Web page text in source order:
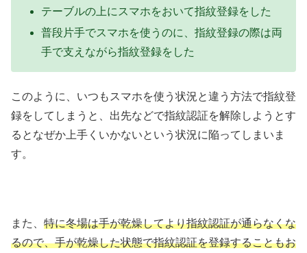
テーブルの上にスマホをおいて指紋登録をした
普段片手でスマホを使うのに、指紋登録の際は両
手で支えながら指紋登録をした
このように、いつもスマホを使う状況と違う方法で指紋登
録をしてしまうと、出先などで指紋認証を解除しようとす
るとなぜか上手くいかないという状況に陥ってしまいま
す。
また、 特に冬場は手が乾燥してより指紋認証が通らなくな
るので、手が乾燥した状態で指紋認証を登録することもお